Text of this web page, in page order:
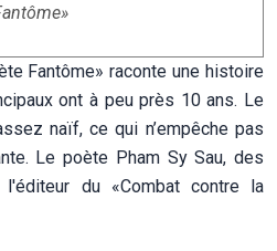
Fantôme» raconte une histoire
ont à peu près 10 ans. Le
naïf, ce qui n’empêche pas
Le poète Pham Sy Sau, des
l'éditeur du «Combat contre la